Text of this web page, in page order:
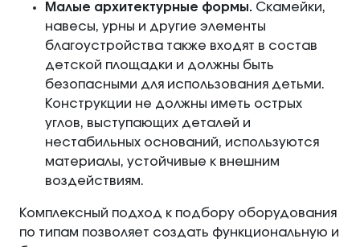
Малые архитектурные формы. Скамейки,
навесы, урны и другие элементы
благоустройства также входят в состав
детской площадки и должны быть
безопасными для использования детьми.
Конструкции не должны иметь острых
углов, выступающих деталей и
нестабильных оснований, используются
материалы, устойчивые к внешним
воздействиям.
Комплексный подход к подбору оборудования
по типам позволяет создать функциональную и